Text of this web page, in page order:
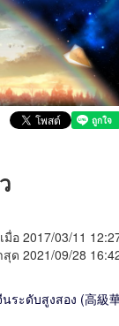
มื่อ 2017/03/11
ด 2021/09/28
ระดับสูงสอง (高級